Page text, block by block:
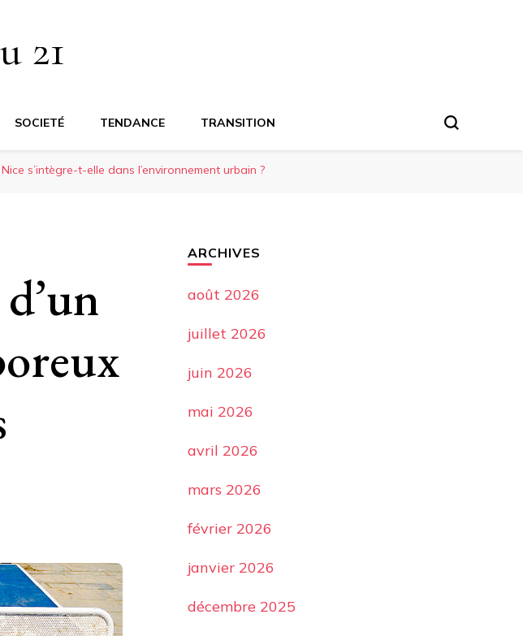
21
SOCIETÉ TENDANCE TRANSITION
s’intègre-t-elle dans l’environnement urbain ?
ARCHIVES
août 2026
juillet 2026
juin 2026
mai 2026
avril 2026
mars 2026
février 2026
janvier 2026
décembre 2025